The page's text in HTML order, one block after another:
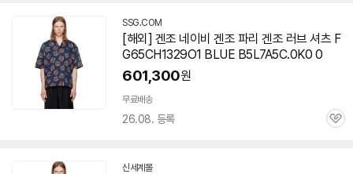
SSG.COM
[해외] 겐조 네이비 겐조 파리 겐조 러브 셔츠 F
G65CH1329O1 BLUE B5L7A5C.0K0 0
601,300원
무료배송
26.08. 등록
관
신세계몰